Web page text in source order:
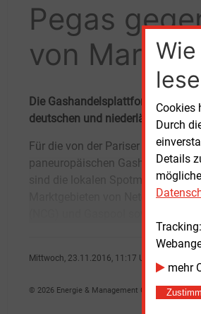
Cookies
Durch
Details
mehr
Pegas
von
Die Gashandelsplattform Pegas
deutschen und niederländischen
Für die von der Pariser Powernext
paneuropäischen
sind die lokalen Spotmärkte in
Marktgebieten von
Marktgebietes in den
etabliert un sorgen für
Dadurch sei es
kurzfristig ihr Portfolio
Mittwoch, 23.11.2016, 11:17 Uhr
© 2026 Energie & Management GmbH